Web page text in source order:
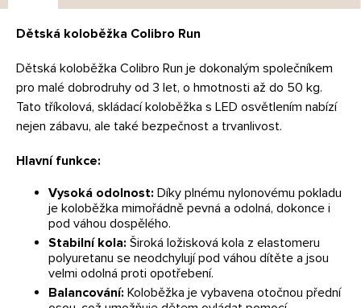
Dětská koloběžka Colibro Run
Dětská koloběžka Colibro Run je dokonalým společníkem
pro malé dobrodruhy od 3 let, o hmotnosti až do 50 kg.
Tato tříkolová, skládací koloběžka s LED osvětlením nabízí
nejen zábavu, ale také bezpečnost a trvanlivost.
Hlavní funkce:
Vysoká odolnost: Díky plnému nylonovému pokladu
je koloběžka mimořádně pevná a odolná, dokonce i
pod váhou dospělého.
Stabilní kola: Široká ložisková kola z elastomeru
polyuretanu se neodchylují pod váhou dítěte a jsou
velmi odolná proti opotřebení.
Balancování: Koloběžka je vybavena otočnou přední